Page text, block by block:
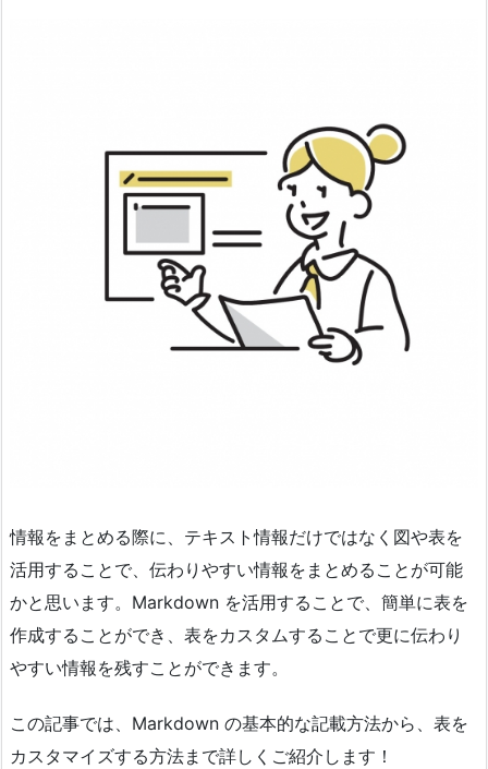
情報をまとめる際に、テキスト情報だけではなく図や表を
活用することで、伝わりやすい情報をまとめることが可能
かと思います。Markdown を活用することで、簡単に表を
作成することができ、表をカスタムすることで更に伝わり
やすい情報を残すことができます。
この記事では、Markdown の基本的な記載方法から、表を
カスタマイズする方法まで詳しくご紹介します！